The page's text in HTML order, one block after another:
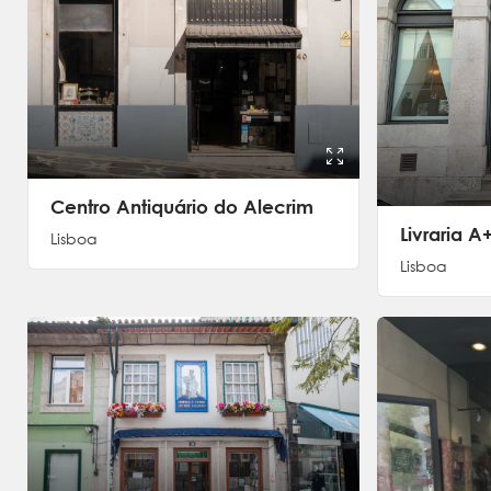
Centro Antiquário do Alecrim
Lisboa Livraria
Lisboa